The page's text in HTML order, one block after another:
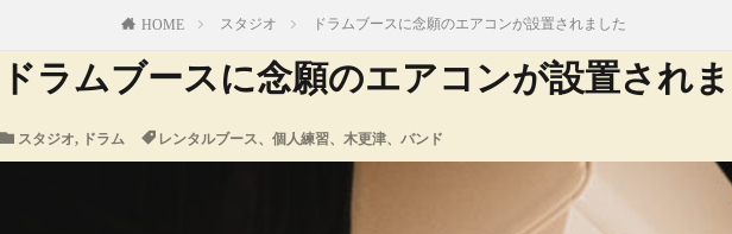
HOME スタジオ ドラムブースに念願のエアコンが設置されました
ドラムブースに念願のエアコンが設置され
スタジオ, ドラム レンタルブース、個人練習、木更津、バンド